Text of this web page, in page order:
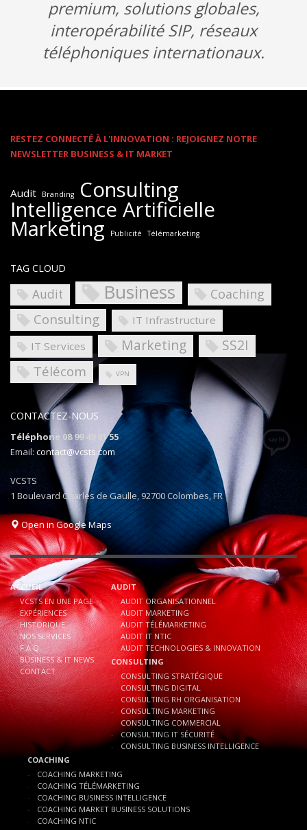
premium, solutions globales,
interopérabilité SIP, réseaux
téléphoniques internationaux.
RESTEZ CONNECTÉ À L'INNOVATION : REJOIGNEZ NOTRE
NEWSLETTER BUSINESS & IT MARKET
Audit Branding Consulting
Intelligence Artificielle
Marketing Publicité Télémarketing
TAG CLOUD
Audit Business Coaching
Consulting
IT Infrastructure
IT Services
Marketing SS2I
Télécom VPN
CONTACTEZ-NOUS
Téléphone 08 99 49 01 55
Email: contact@vcsts.com
VCSTS
1 Boulevard Charles de Gaulle, 92700 Colombes, FR
Open in Google Maps
ACCUEIL
VCSTS EN UNE PAGE
EXPÉRIENCES
HISTORIQUE
NOS SERVICES
F.A.Q.
BUSINESS & IT NEWS
CONTACT
AUDIT
AUDIT ORGANISATIONNEL
AUDIT MARKETING
AUDIT TÉLÉMARKETING
AUDIT IT NTIC
AUDIT TECHNOLOGIES & INNOVATION
CONSULTING
CONSULTING STRATÉGIQUE
CONSULTING DIGITAL
CONSULTING RH ORGANISATION
CONSULTING MARKETING
CONSULTING COMMERCIAL
CONSULTING IT SÉCURITÉ
CONSULTING BUSINESS INTELLIGENCE
COACHING
COACHING MARKETING
COACHING TÉLÉMARKETING
COACHING BUSINESS INTELLIGENCE
COACHING MARKET BUSINESS SOLUTIONS
COACHING NTIC